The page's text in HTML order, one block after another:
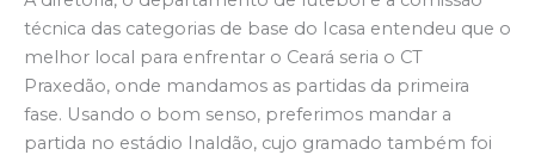
técnica das categorias de base do Icasa entendeu que o
melhor local para enfrentar o Ceará seria o CT
Praxedão, onde mandamos as partidas da primeira
fase. Usando o bom senso, preferimos mandar a
partida no estádio Inaldão, cujo gramado também foi